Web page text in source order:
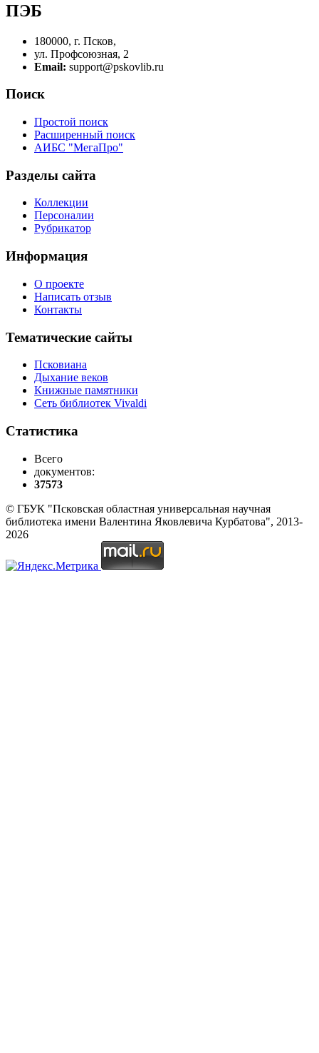
ПЭБ
180000, г. Псков,
ул. Профсоюзная, 2
Email: support@pskovlib.ru
Поиск
Простой поиск
Расширенный поиск
АИБС "МегаПро"
Разделы сайта
Коллекции
Персоналии
Рубрикатор
Информация
О проекте
Написать отзыв
Контакты
Тематические сайты
Псковиана
Дыхание веков
Книжные памятники
Сеть библиотек Vivaldi
Статистика
Всего
документов:
37573
© ГБУК "Псковская областная универсальная научная
библиотека имени Валентина Яковлевича Курбатова", 2013-
2026